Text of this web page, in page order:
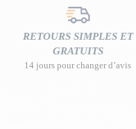
RETOURS SIMPLES ET
GRATUITS
14 jours pour changer d’avis